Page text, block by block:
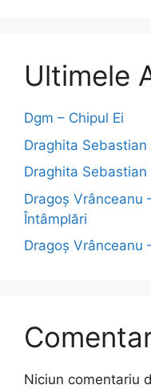
Ultimele
Dgm – Chipul Ei
Draghita
Draghita Sebastian
Dragoş Vrânceanu
Întâmplări
Dragoş Vrânceanu
Niciun comentariu